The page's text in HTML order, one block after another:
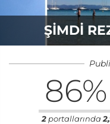
ŞIMDI
86%
2 portallarında